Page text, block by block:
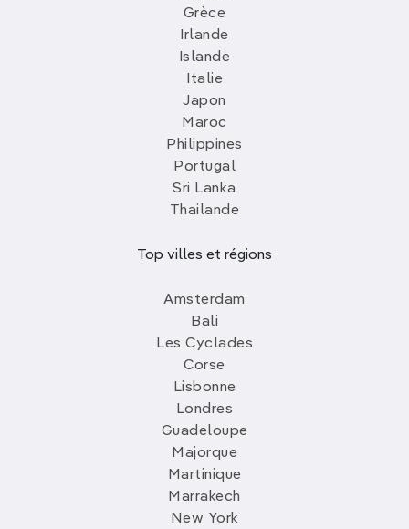
Grèce
Irlande
Islande
Italie
Japon
Maroc
Philippines
Portugal
Sri Lanka
Thailande
Top villes et régions
Amsterdam
Bali
Les Cyclades
Corse
Lisbonne
Londres
Guadeloupe
Majorque
Martinique
Marrakech
New York